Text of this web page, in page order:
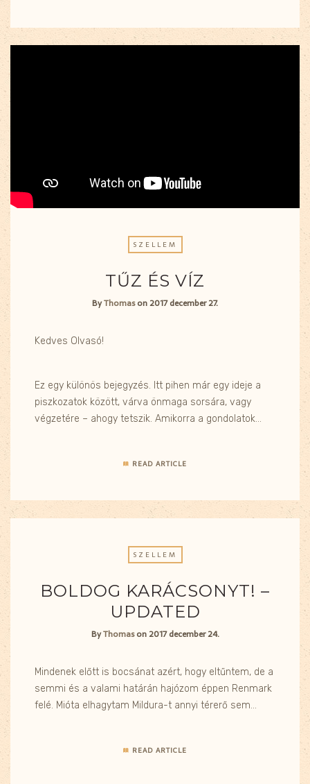
SZELLEM
TŰZ ÉS VÍZ
ByThomas on2017 december 27.
Kedves Olvasó!
Ez egy különös bejegyzés. Itt pihen már egy ideje a
piszkozatok között, várva önmaga sorsára, vagy
végzetére – ahogy tetszik. Amikorra a gondolatok…
READ ARTICLE
SZELLEM
BOLDOG KARÁCSONYT! –
UPDATED
ByThomas on2017 december 24.
Mindenek előtt is bocsánat azért, hogy eltűntem, de a
semmi és a valami határán hajózom éppen Renmark
felé. Mióta elhagytam Mildura-t annyi térerő sem…
READ ARTICLE